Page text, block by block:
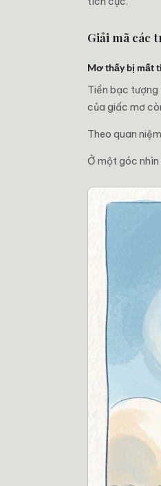
Giải mã các
Mơ thấy bị mất
Tiền bạc tượng
của giấc mơ
Theo quan
Ở một góc